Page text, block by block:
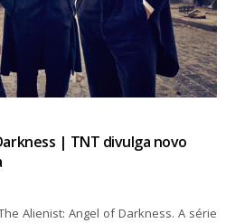
| TNT divulga novo
Alienist: Angel of Darkness. A série